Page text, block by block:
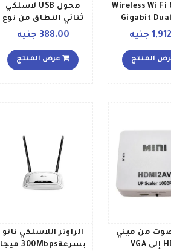
Wireless Wi Fi
Gigabit
AX1500 جنيه
المنتج
محول USB لاسلكي
ثنائي النطاق من نوع
AC1200 بسرعة 1200
أسود
388.00 جنيه
عرض المنتج
من ميني
HDMI إلى VGA
الراوتر اللاسلكي نانو
بسرعة300Mbps ميجا